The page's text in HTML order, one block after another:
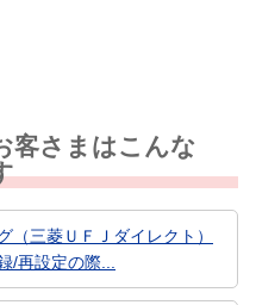
客さまはこんな
（三菱ＵＦＪダイレクト）
/再設定の際...